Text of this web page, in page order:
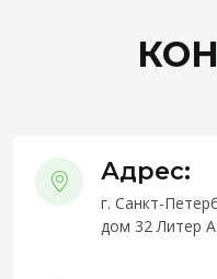
Адрес:
г. Санкт-
дом 32 Литер